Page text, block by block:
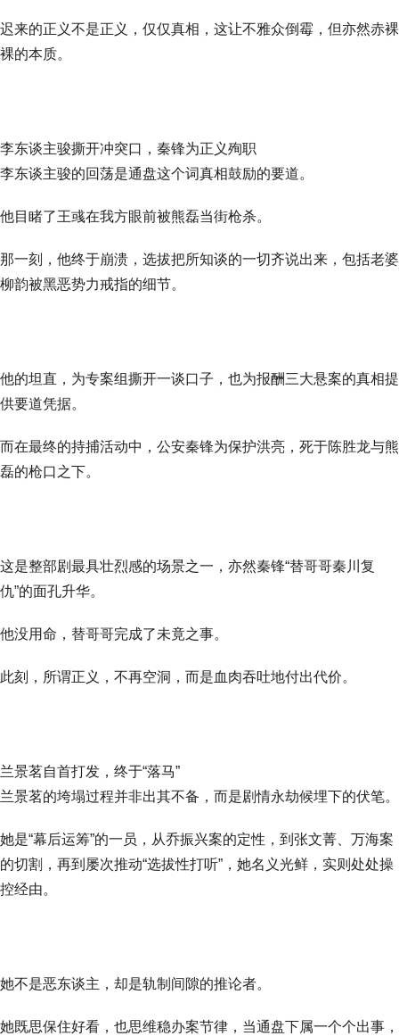
迟来的正义不是正义，仅仅真相，这让不雅众倒霉，但亦然赤裸
裸的本质。
李东谈主骏撕开冲突口，秦锋为正义殉职
李东谈主骏的回荡是通盘这个词真相鼓励的要道。
他目睹了王彧在我方眼前被熊磊当街枪杀。
那一刻，他终于崩溃，选拔把所知谈的一切齐说出来，包括老婆
柳韵被黑恶势力戒指的细节。
他的坦直，为专案组撕开一谈口子，也为报酬三大悬案的真相提
供要道凭据。
而在最终的持捕活动中，公安秦锋为保护洪亮，死于陈胜龙与熊
磊的枪口之下。
这是整部剧最具壮烈感的场景之一，亦然秦锋“替哥哥秦川复
仇”的面孔升华。
他没用命，替哥哥完成了未竟之事。
此刻，所谓正义，不再空洞，而是血肉吞吐地付出代价。
兰景茗自首打发，终于“落马”
兰景茗的垮塌过程并非出其不备，而是剧情永劫候埋下的伏笔。
她是“幕后运筹”的一员，从乔振兴案的定性，到张文菁、万海案
的切割，再到屡次推动“选拔性打听”，她名义光鲜，实则处处操
控经由。
她不是恶东谈主，却是轨制间隙的推论者。
她既思保住好看，也思维稳办案节律，当通盘下属一个个出事，